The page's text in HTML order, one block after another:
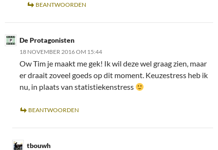
BEANTWOORDEN
De Protagonisten
18 NOVEMBER 2016 OM 15:44
Ow Tim je maakt me gek! Ik wil deze wel graag zien, maar
er draait zoveel goeds op dit moment. Keuzestress heb ik
nu, in plaats van statistiekenstress
BEANTWOORDEN
tbouwh